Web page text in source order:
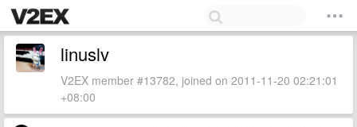
linuslv
V2EX member #13782, joined on 2011-11-20 02:21:01
+08:00